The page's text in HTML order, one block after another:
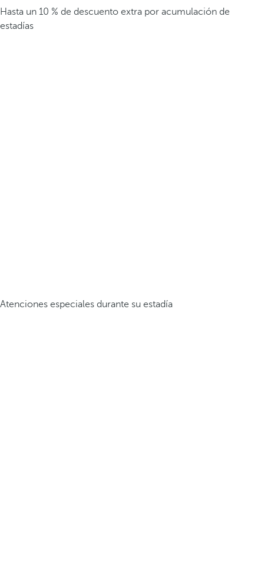
Hasta un 10 % de descuento extra por acumulación de
estadías
Atenciones especiales durante su estadía